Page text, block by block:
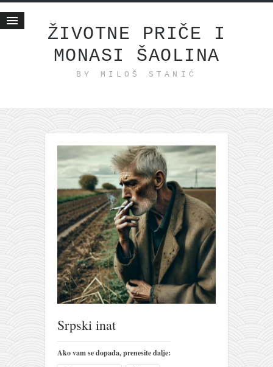
ŽIVOTNE PRIČE I
MONASI ŠAOLINA
BY MILOŠ STANIĆ
Životne priče
internet poslovanje
ishranom do zdravlja
moj haiku
momenti i mesta
bonus sadržaj
Svetlopis
zakonopravilo
duhovni otac
pravoslavlje
zabranjena istorija
porodične priče
umesto tvitera
Srpski inat
Ako vam se dopada, prenesite dalje: